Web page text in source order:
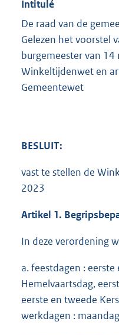
Intitulé
De raad van de
Gelezen het voorstel
burgemeester van 14
Winkeltijdenwet en
Gemeentewet
BESLUIT:
vast te stellen de
2023
Artikel 1.
In deze verordening
a. feestdagen : eerste
Hemelvaartsdag,
eerste en tweede
werkdagen :